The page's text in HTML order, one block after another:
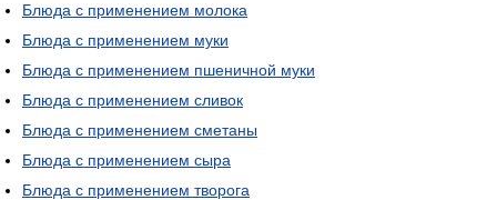
Блюда с применением молока
Блюда с применением муки
Блюда с применением пшеничной муки
Блюда с применением сливок
Блюда с применением сметаны
Блюда с применением сыра
Блюда с применением творога